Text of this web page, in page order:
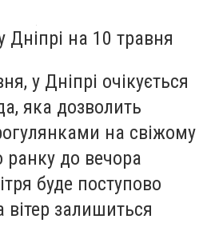
Дніпрі на 10 травня
у Дніпрі очікується
яка дозволить
на свіжому
ранку до вечора
буде поступово
вітер залишиться